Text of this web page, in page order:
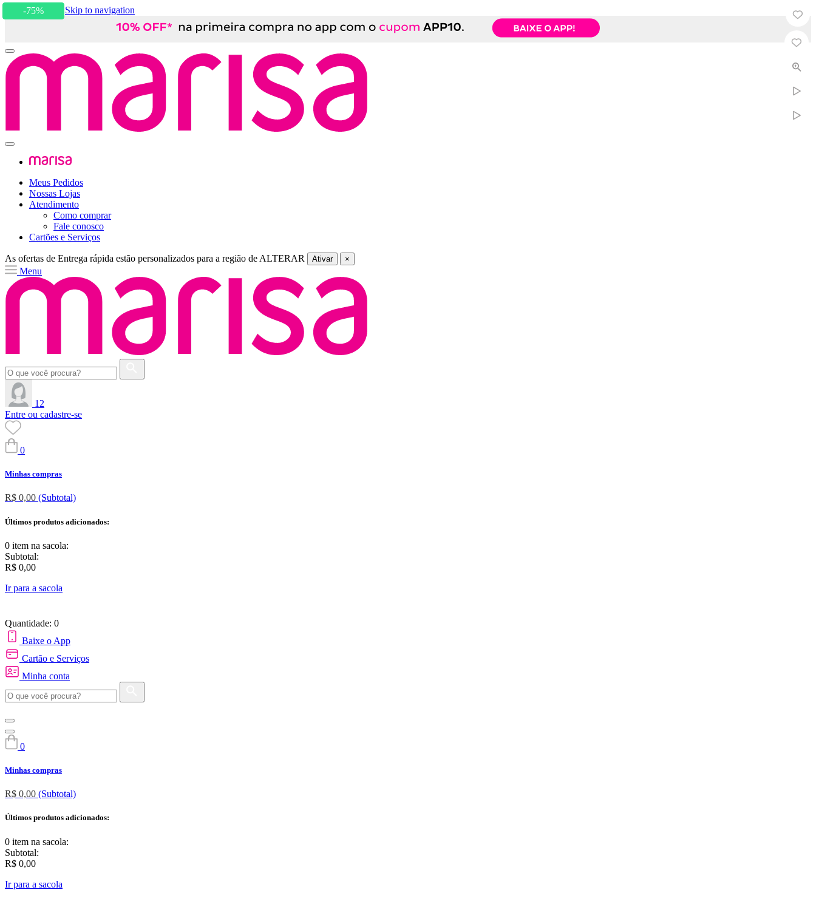
Skip to content Skip to navigation
Meus Pedidos
Nossas Lojas
Atendimento
Como comprar
Fale conosco
Cartões e Serviços
As ofertas de Entrega rápida estão personalizados para a região de ALTERAR Ativar ×
Menu
12
Entre ou cadastre-se
0
Minhas compras
R$ 0,00 (Subtotal)
Últimos produtos adicionados:
0 item na sacola:
Subtotal:
R$ 0,00
Ir para a sacola
Quantidade: 0
Baixe o App
Cartão e Serviços
Minha conta
0
Minhas compras
R$ 0,00 (Subtotal)
Últimos produtos adicionados:
0 item na sacola:
Subtotal:
R$ 0,00
Ir para a sacola
-75%